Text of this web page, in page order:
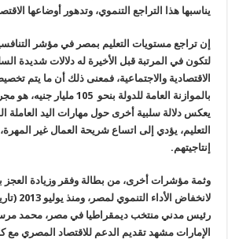
يناسبها هذا التراجع التنموي، وتدهور أوضاعها
لتكون في المرتبة قبل الأخيرة له دلالات شديدة
الاقتصادية والاجتماعية، فمعنى ذلك أن ما يتم
بالموازنة العامة للدولة بنحو
يعكس دلالة سلبية أخرى حول مهارات اليد العاملة
التعليم، يؤدي إلى اتساع شريحة العمال غير
إنتاجيتهم.
وثمة مؤشرات أخرى، من بطالة وفقر وزيادة العجز
لانخفاض
رئيس مدني منتخب ديمقراطيا في مصر، محمد
الإمارات مشهد تقديم الدعم للاقتصاد المصري